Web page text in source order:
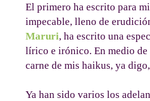
El primero ha escrito para
impecable, lleno de
Maruri, ha escrito una
lírico e irónico. En medio de
carne de mis haikus, ya
Ya han sido varios los